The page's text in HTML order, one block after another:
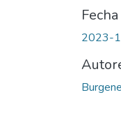
Fecha
2023-